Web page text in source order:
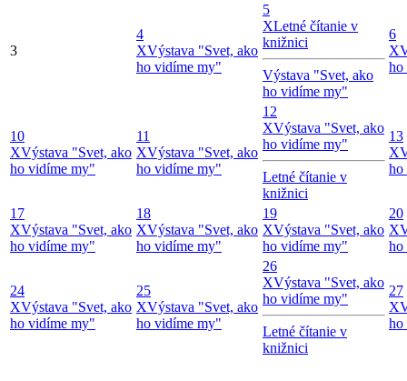
3
4
XVýstava "Svet, ako
ho vidíme my"
5
XLetné čítanie v
knižnici
Výstava "Svet, ako
ho vidíme my"
6
X
ho
10
XVýstava "Svet, ako
ho vidíme my"
11
XVýstava "Svet, ako
ho vidíme my"
12
XVýstava "Svet, ako
ho vidíme my"
Letné čítanie v
knižnici
13
X
ho
17
XVýstava "Svet, ako
ho vidíme my"
18
XVýstava "Svet, ako
ho vidíme my"
19
XVýstava "Svet, ako
ho vidíme my"
20
X
ho
24
XVýstava "Svet, ako
ho vidíme my"
25
XVýstava "Svet, ako
ho vidíme my"
26
XVýstava "Svet, ako
ho vidíme my"
Letné čítanie v
knižnici
27
X
ho